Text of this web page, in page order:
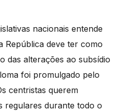
nacionais entende
República deve ter como
das alterações ao subsídio
foi promulgado pelo
centristas querem
regulares durante todo o